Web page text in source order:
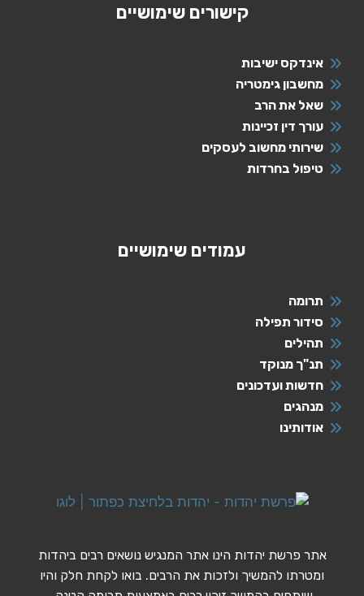
אתר פרשת יהדות הינו אתר המנגיש נושאים רבים ביהדות
ומטרתו להמשיך ולזכות את הרבים. בואו לקחת חלק והיו
עמודים שימושיים
תרומה
סידור תפילה
תהילים
תנ"ך מנוקד
חדשות ועדכונים
מנהגים
אודותינו
קישורים שימושיים
אינדקס ישיבות
מחשבון גימטריה
שאל את הרב
עורך דין זכיינות
שירותי מחשוב לעסקים
טיפול בחרדות